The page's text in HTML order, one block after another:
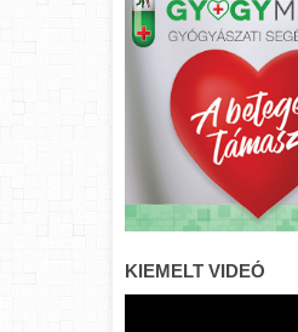
KIEMELT VIDEÓ